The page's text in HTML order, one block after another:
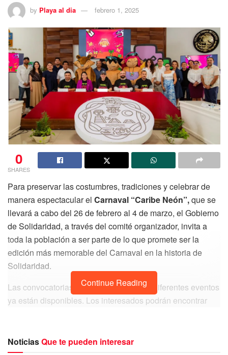
by Playa al dia febrero 1, 2025
0
SHARES
Para preservar las costumbres, tradiciones y celebrar de
manera espectacular el Carnaval “Caribe Neón”,que se
llevará a cabo del 26 de febrero al 4 de marzo, el Gobierno
de Solidaridad, a través del comité organizador, invita a
toda la población a ser parte de lo que promete ser la
edición más memorable del Carnaval en la historia de
Solidaridad.
Las convocatorias para participar en los diferentes eventos
ya están disponibles. Los interesados podrán encontrar
Aventuras, así como en diversos espacios públicos. Entre
Continue Reading
NoticiasQue te pueden interesar